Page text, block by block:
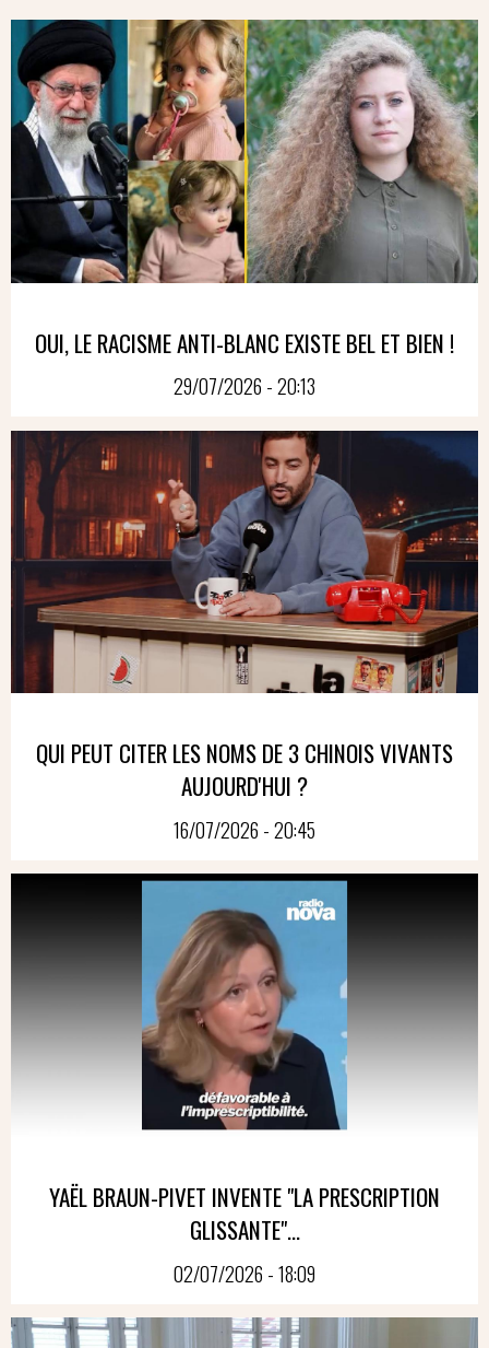
OUI, LE RACISME ANTI-BLANC EXISTE BEL ET BIEN !
29/07/2026 - 20:13
QUI PEUT CITER LES NOMS DE 3 CHINOIS VIVANTS
AUJOURD'HUI ?
16/07/2026 - 20:45
YAËL BRAUN-PIVET INVENTE "LA PRESCRIPTION
GLISSANTE"...
02/07/2026 - 18:09